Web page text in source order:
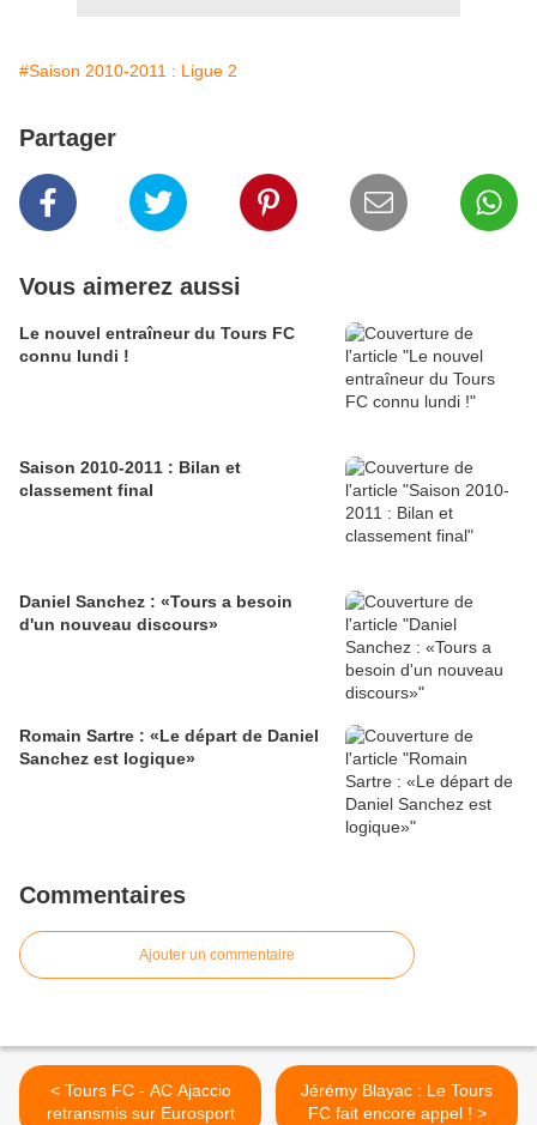
#Saison 2010-2011 : Ligue 2
Partager
Vous aimerez aussi
Le nouvel entraîneur du Tours FC
connu lundi !
Saison 2010-2011 : Bilan et
classement final
Daniel Sanchez : «Tours a besoin
d'un nouveau discours»
Romain Sartre : «Le départ de Daniel
Sanchez est logique»
Commentaires
Ajouter un commentaire
< Tours FC - AC Ajaccio
retransmis sur Eurosport
Jérémy Blayac : Le Tours
FC fait encore appel ! >